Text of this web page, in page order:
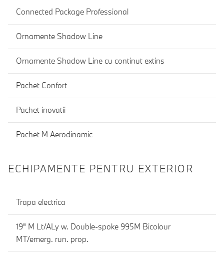
Connected Package Professional
Ornamente Shadow Line
Ornamente Shadow Line cu continut extins
Pachet Confort
Pachet inovatii
Pachet M Aerodinamic
ECHIPAMENTE PENTRU EXTERIOR
Trapa electrica
19" M Lt/ALy w. Double-spoke 995M Bicolour
MT/emerg. run. prop.